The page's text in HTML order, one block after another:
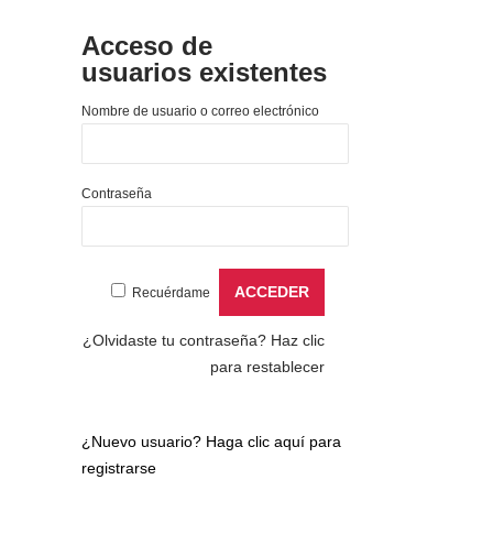
Acceso de
usuarios existentes
Nombre de usuario o correo electrónico
Contraseña
Recuérdame
¿Olvidaste tu contraseña? Haz clic
para restablecer
¿Nuevo usuario? Haga clic aquí para
registrarse